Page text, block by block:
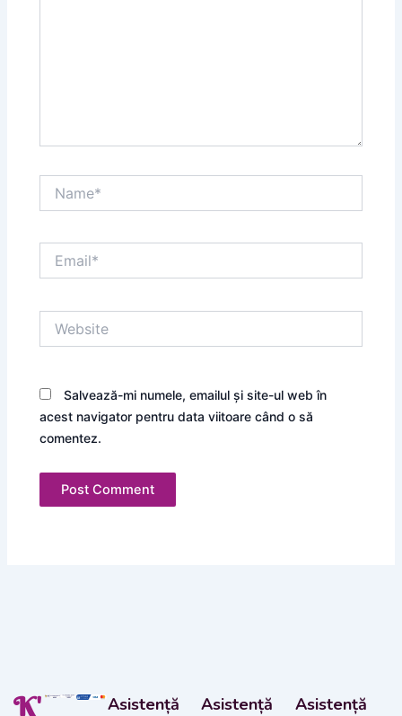
Salvează-mi numele, emailul și site-ul web în
acest navigator pentru data viitoare când o să
comentez.
K'
Asistență
Asistență
Asistență